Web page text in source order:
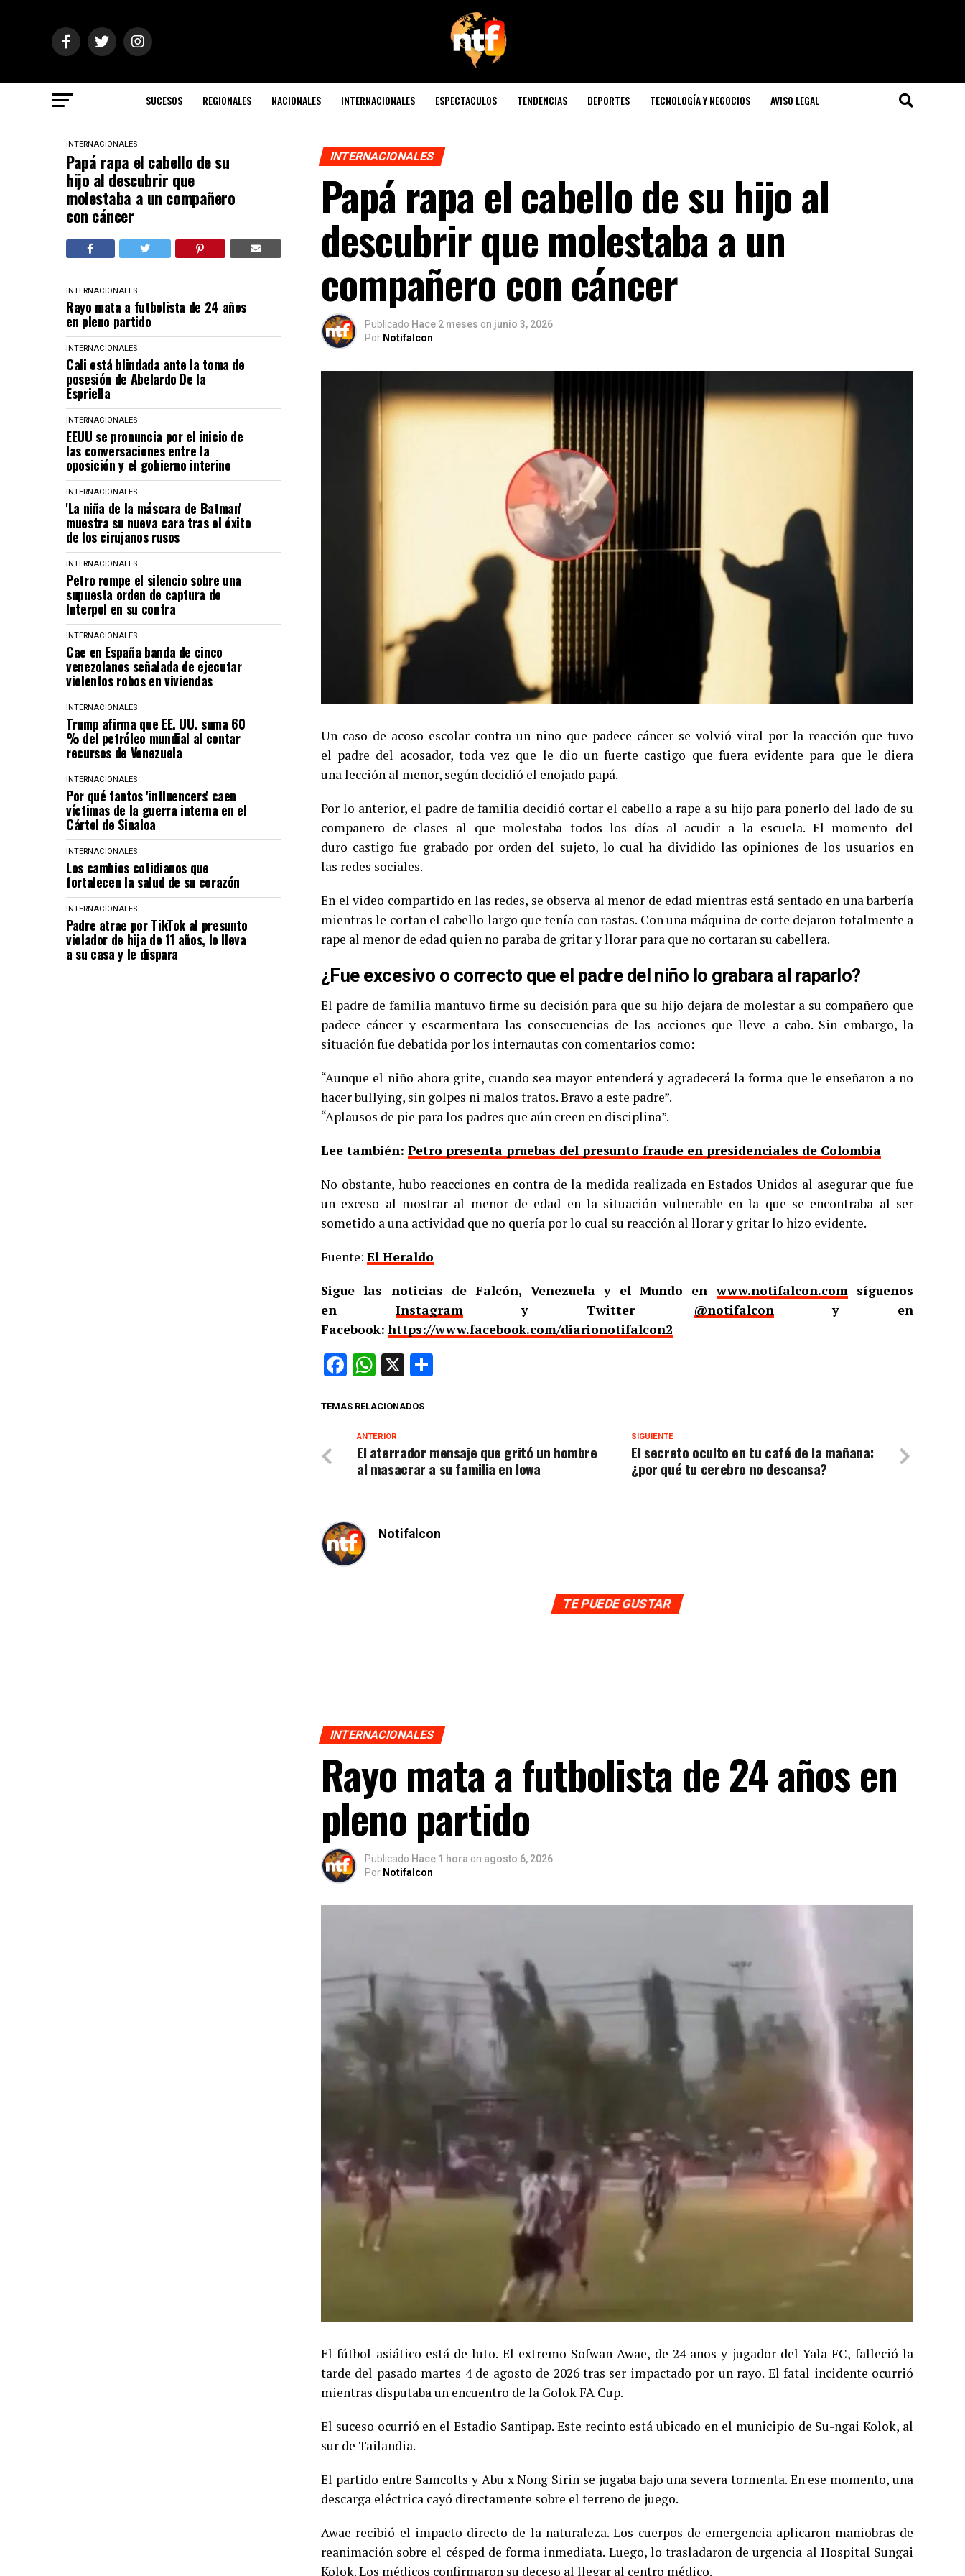
SUCESOS REGIONALES NACIONALES INTERNACIONALES ESPECTACULOS TENDENCIAS DEPORTES TECNOLOGÍA Y NEGOCIOS AVISO LEGAL
INTERNACIONALES
Papá rapa el cabello de su
hijo al descubrir que
molestaba a un compañero
con cáncer
INTERNACIONALES
Rayo mata a futbolista de 24 años
en pleno partido
INTERNACIONALES
Cali está blindada ante la toma de
posesión de Abelardo De la
Espriella
INTERNACIONALES
EEUU se pronuncia por el inicio de
las conversaciones entre la
oposición y el gobierno interino
INTERNACIONALES
'La niña de la máscara de Batman'
muestra su nueva cara tras el éxito
de los cirujanos rusos
INTERNACIONALES
Petro rompe el silencio sobre una
supuesta orden de captura de
Interpol en su contra
INTERNACIONALES
Cae en España banda de cinco
venezolanos señalada de ejecutar
violentos robos en viviendas
INTERNACIONALES
Trump afirma que EE. UU. suma 60
% del petróleo mundial al contar
recursos de Venezuela
INTERNACIONALES
Por qué tantos 'influencers' caen
víctimas de la guerra interna en el
Cártel de Sinaloa
INTERNACIONALES
Los cambios cotidianos que
fortalecen la salud de su corazón
INTERNACIONALES
Padre atrae por TikTok al presunto
violador de hija de 11 años, lo lleva
a su casa y le dispara
INTERNACIONALES
Papá rapa el cabello de su hijo al
descubrir que molestaba a un
compañero con cáncer
Publicado Hace 2 meses on junio 3, 2026
Por Notifalcon
Un caso de acoso escolar contra un niño que padece cáncer se volvió viral por la reacción que tuvo
el padre del acosador, toda vez que le dio un fuerte castigo que fuera evidente para que le diera
una lección al menor, según decidió el enojado papá.
Por lo anterior, el padre de familia decidió cortar el cabello a rape a su hijo para ponerlo del lado de su
compañero de clases al que molestaba todos los días al acudir a la escuela. El momento del
duro castigo fue grabado por orden del sujeto, lo cual ha dividido las opiniones de los usuarios en
las redes sociales.
En el video compartido en las redes, se observa al menor de edad mientras está sentado en una barbería
mientras le cortan el cabello largo que tenía con rastas. Con una máquina de corte dejaron totalmente a
rape al menor de edad quien no paraba de gritar y llorar para que no cortaran su cabellera.
¿Fue excesivo o correcto que el padre del niño lo grabara al raparlo?
El padre de familia mantuvo firme su decisión para que su hijo dejara de molestar a su compañero que
padece cáncer y escarmentara las consecuencias de las acciones que lleve a cabo. Sin embargo, la
situación fue debatida por los internautas con comentarios como:
“Aunque el niño ahora grite, cuando sea mayor entenderá y agradecerá la forma que le enseñaron a no
hacer bullying, sin golpes ni malos tratos. Bravo a este padre”.
“Aplausos de pie para los padres que aún creen en disciplina”.
Lee también: Petro presenta pruebas del presunto fraude en presidenciales de Colombia
No obstante, hubo reacciones en contra de la medida realizada en Estados Unidos al asegurar que fue
un exceso al mostrar al menor de edad en la situación vulnerable en la que se encontraba al ser
sometido a una actividad que no quería por lo cual su reacción al llorar y gritar lo hizo evidente.
Fuente: El Heraldo
Sigue las noticias de Falcón, Venezuela y el Mundo enwww.notifalcon.comsíguenos
en Instagramy Twitter @notifalcony en
Facebook:https://www.facebook.com/diarionotifalcon2
Facebook
WhatsApp
X
TEMAS RELACIONADOS
SIGUIENTE
El secreto oculto en tu café de la mañana:
¿por qué tu cerebro no descansa?
ANTERIOR
El aterrador mensaje que gritó un hombre
al masacrar a su familia en Iowa
Notifalcon
TE PUEDE GUSTAR
INTERNACIONALES
Rayo mata a futbolista de 24 años en
pleno partido
Publicado Hace 1 hora on agosto 6, 2026
Por Notifalcon
El fútbol asiático está de luto. El extremo Sofwan Awae, de 24 años y jugador del Yala FC, falleció la
tarde del pasado martes 4 de agosto de 2026 tras ser impactado por un rayo. El fatal incidente ocurrió
mientras disputaba un encuentro de la Golok FA Cup.
El suceso ocurrió en el Estadio Santipap. Este recinto está ubicado en el municipio de Su-ngai Kolok, al
sur de Tailandia.
El partido entre Samcolts y Abu x Nong Sirin se jugaba bajo una severa tormenta. En ese momento, una
descarga eléctrica cayó directamente sobre el terreno de juego.
Awae recibió el impacto directo de la naturaleza. Los cuerpos de emergencia aplicaron maniobras de
reanimación sobre el césped de forma inmediata. Luego, lo trasladaron de urgencia al Hospital Sungai
Kolok. Los médicos confirmaron su deceso al llegar al centro médico.